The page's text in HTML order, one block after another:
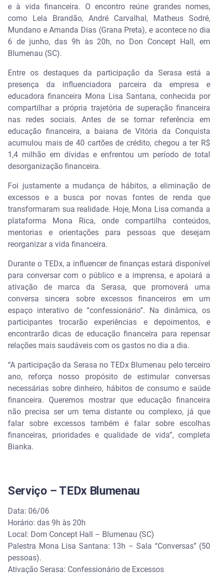
e à vida financeira. O encontro reúne grandes nomes,
como Lela Brandão, André Carvalhal, Matheus Sodré,
Mundano e Amanda Dias (Grana Preta), e acontece no dia
6 de junho, das 9h às 20h, no Don Concept Hall, em
Blumenau (SC).
Entre os destaques da participação da Serasa está a
presença da influenciadora parceira da empresa e
educadora financeira Mona Lisa Santana, conhecida por
compartilhar a própria trajetória de superação financeira
nas redes sociais. Antes de se tornar referência em
educação financeira, a baiana de Vitória da Conquista
acumulou mais de 40 cartões de crédito, chegou a ter R$
1,4 milhão em dívidas e enfrentou um período de total
desorganização financeira.
Foi justamente a mudança de hábitos, a eliminação de
excessos e a busca por novas fontes de renda que
transformaram sua realidade. Hoje, Mona Lisa comanda a
plataforma Mona Rica, onde compartilha conteúdos,
mentorias e orientações para pessoas que desejam
reorganizar a vida financeira.
Durante o TEDx, a influencer de finanças estará disponível
para conversar com o público e a imprensa, e apoiará a
ativação de marca da Serasa, que promoverá uma
conversa sincera sobre excessos financeiros em um
espaço interativo de “confessionário”. Na dinâmica, os
participantes trocarão experiências e depoimentos, e
encontrarão dicas de educação financeira para repensar
relações mais saudáveis com os gastos no dia a dia.
“A participação da Serasa no TEDx Blumenau pelo terceiro
ano, reforça nosso propósito de estimular conversas
necessárias sobre dinheiro, hábitos de consumo e saúde
financeira. Queremos mostrar que educação financeira
não precisa ser um tema distante ou complexo, já que
falar sobre excessos também é falar sobre escolhas
financeiras, prioridades e qualidade de vida”, completa
Bianka.
Serviço – TEDx Blumenau
Data: 06/06
Horário: das 9h às 20h
Local: Dom Concept Hall – Blumenau (SC)
Palestra Mona Lisa Santana: 13h – Sala “Conversas” (50
pessoas).
Ativação Serasa: Confessionário de Excessos